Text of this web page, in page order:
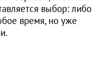
выбор: либо
время, но уже